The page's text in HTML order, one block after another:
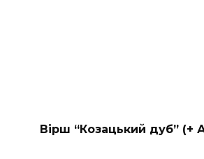
Вірш “Козацький дуб” (+